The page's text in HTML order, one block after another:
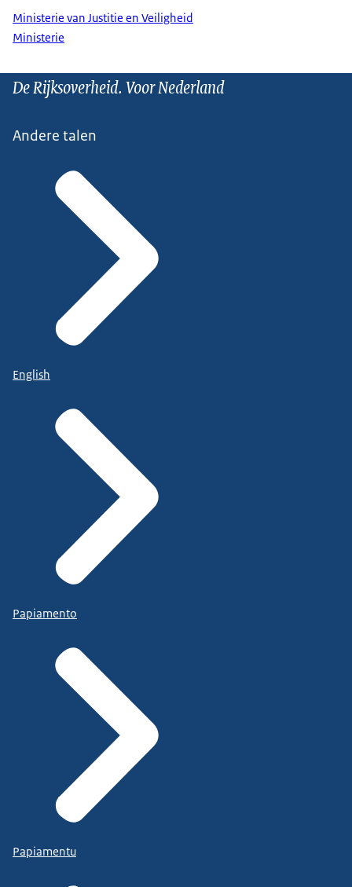
Ministerie van Justitie en Veiligheid
Ministerie
De Rijksoverheid. Voor Nederland
Andere talen
English
Papiamento
Papiamentu